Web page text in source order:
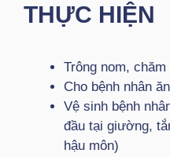
THỰC HIỆN
Trông nom,
Cho bệnh nhân
Vệ sinh bệnh
đầu tại giường,
hậu môn)